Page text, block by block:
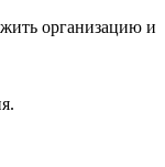
организацию и